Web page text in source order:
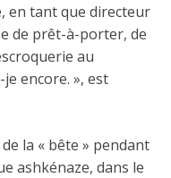
en tant que directeur
de prêt-à-porter, de
au
encore. », est
la « bête » pendant
ashkénaze, dans le